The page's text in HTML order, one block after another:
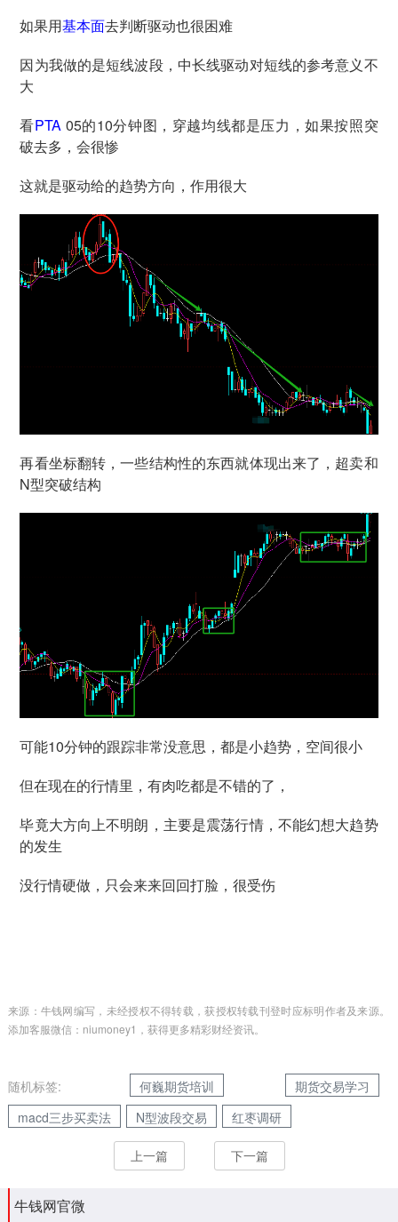
如果用基本面去判断驱动也很困难
因为我做的是短线波段，中长线驱动对短线的参考意义不
大
看PTA 05的10分钟图，穿越均线都是压力，如果按照突
破去多，会很惨
这就是驱动给的趋势方向，作用很大
再看坐标翻转，一些结构性的东西就体现出来了，超卖和
N型突破结构
可能10分钟的跟踪非常没意思，都是小趋势，空间很小
但在现在的行情里，有肉吃都是不错的了，
毕竟大方向上不明朗，主要是震荡行情，不能幻想大趋势
的发生
没行情硬做，只会来来回回打脸，很受伤
来源：牛钱网编写，未经授权不得转载，获授权转载刊登时应标明作者及来源。
添加客服微信：niumoney1，获得更多精彩财经资讯。
随机标签: 何巍期货培训
期货交易学习
macd三步买卖法
N型波段交易 红枣调研
上一篇 下一篇
牛钱网官微